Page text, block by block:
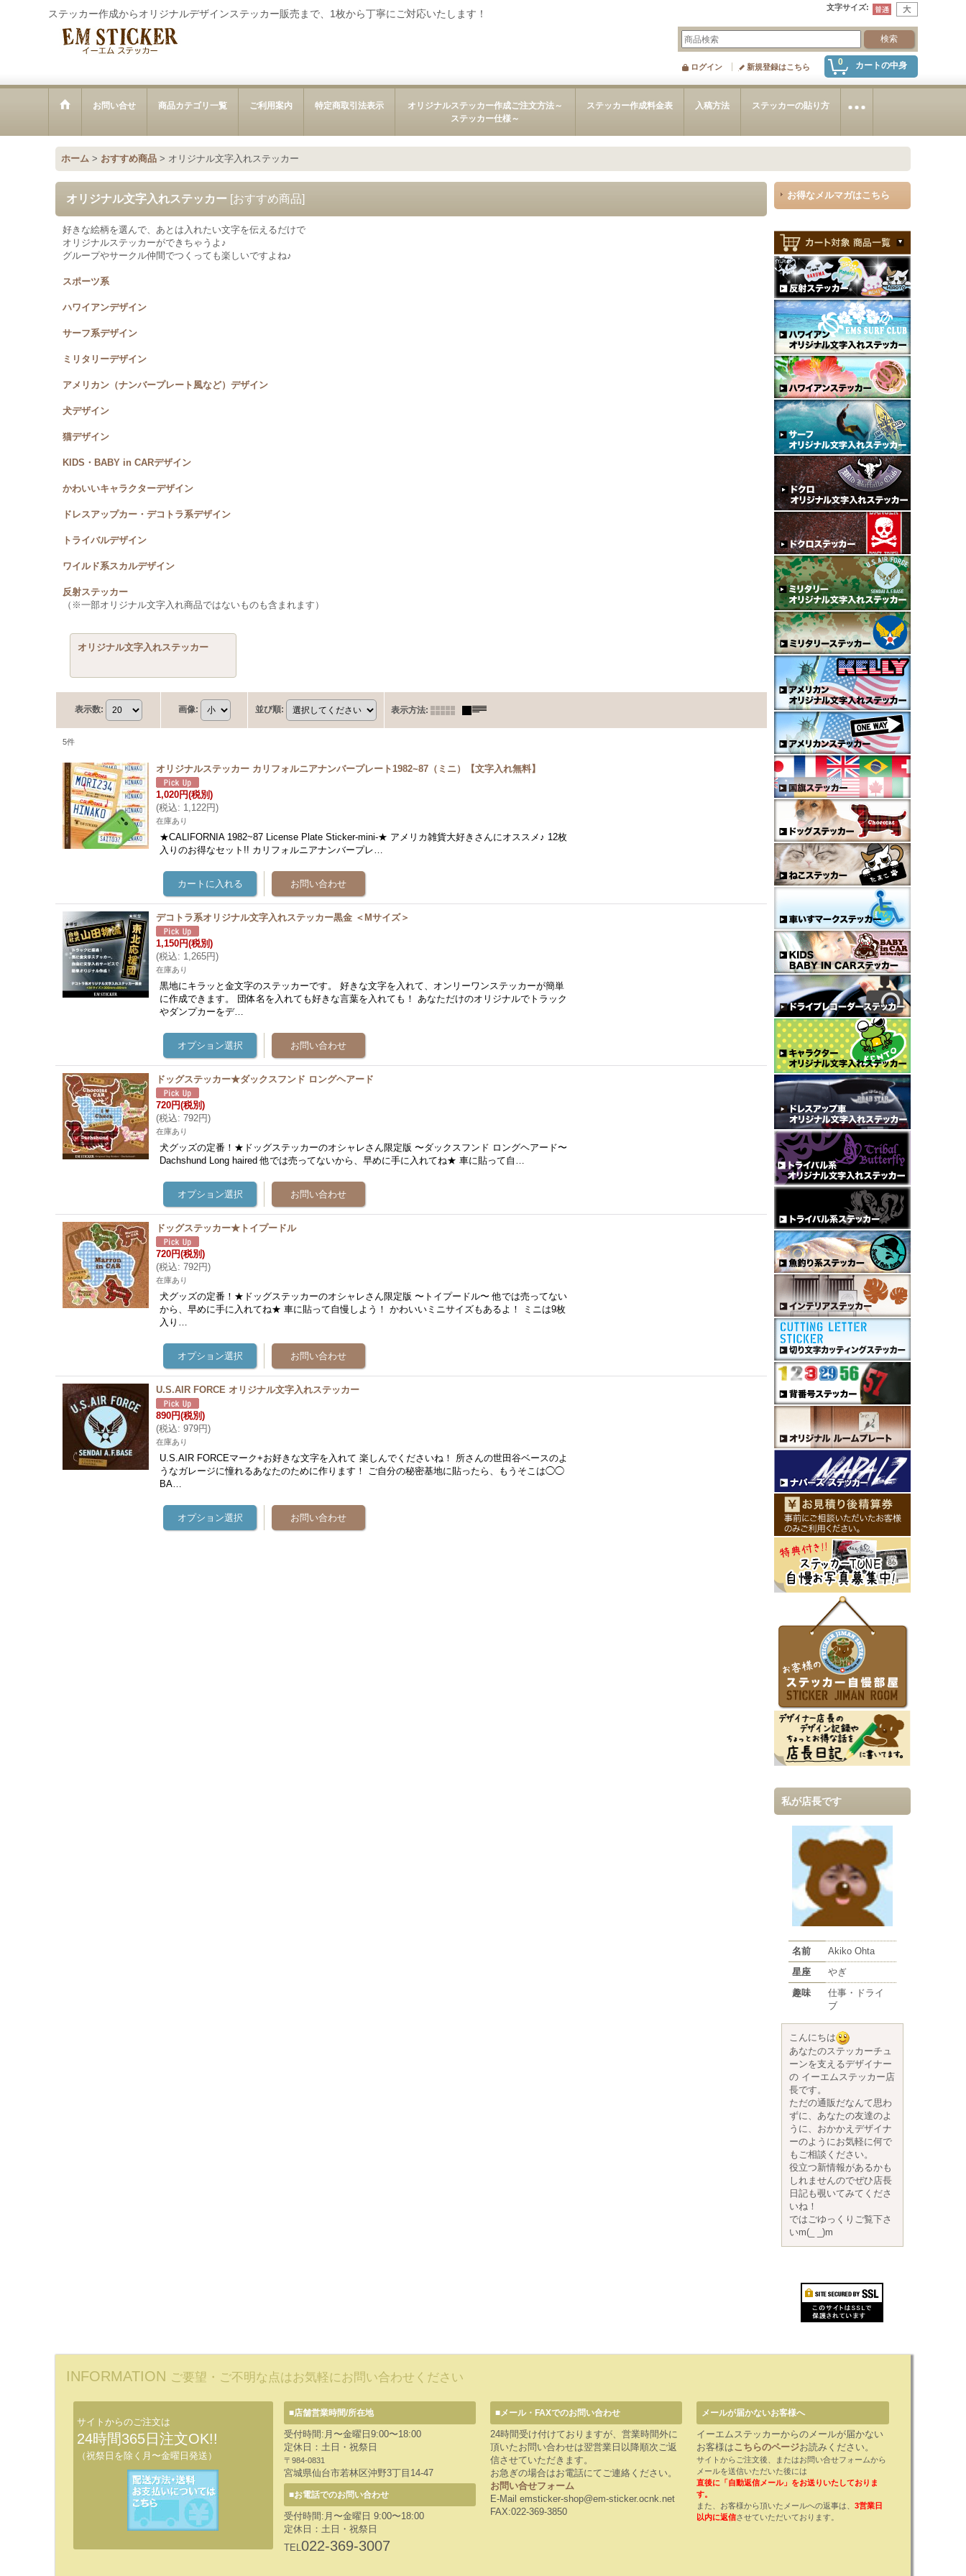
ステッカー作成からオリジナルデザインステッカー販売まで、1枚から丁寧にご対応いたします！
文字サイズ:
0 カートの中身
ログイン 新規登録はこちら
お問い合せ 商品カテゴリ一覧 ご利用案内 特定商取引法表示
オリジナルステッカー作成ご注文方法～
ステッカー仕様～
ステッカー作成料金表 入稿方法 ステッカーの貼り方
ホーム > おすすめ商品 > オリジナル文字入れステッカー
お得なメルマガはこちら
私が店長です
名前
Akiko Ohta
星座
やぎ
趣味
仕事・ドライ
ブ
こんにちは
あなたのステッカーチュ
ーンを支えるデザイナー
の イーエムステッカー店
長です。
ただの通販だなんて思わ
ずに、あなたの友達のよ
うに、おかかえデザイナ
ーのようにお気軽に何で
もご相談ください。
役立つ新情報があるかも
しれませんのでぜひ店長
日記も覗いてみてくださ
いね！
ではごゆっくりご覧下さ
いm(_ _)m
オリジナル文字入れステッカー [おすすめ商品]
好きな絵柄を選んで、あとは入れたい文字を伝えるだけで
オリジナルステッカーができちゃうよ♪
グループやサークル仲間でつくっても楽しいですよね♪
スポーツ系
ハワイアンデザイン
サーフ系デザイン
ミリタリーデザイン
アメリカン（ナンバープレート風など）デザイン
犬デザイン
猫デザイン
KIDS・BABY in CARデザイン
かわいいキャラクターデザイン
ドレスアップカー・デコトラ系デザイン
トライバルデザイン
ワイルド系スカルデザイン
反射ステッカー
（※一部オリジナル文字入れ商品ではないものも含まれます）
オリジナル文字入れステッカー
表示数: 画像: 並び順: 表示方法:
5件
オリジナルステッカー カリフォルニアナンバープレート1982~87（ミニ）【文字入れ無料】
1,020円(税別)
(税込: 1,122円)
在庫あり
★CALIFORNIA 1982~87 License Plate Sticker-mini-★ アメリカ雑貨大好きさんにオススメ♪ 12枚
入りのお得なセット!! カリフォルニアナンバープレ…
デコトラ系オリジナル文字入れステッカー黒金 ＜Mサイズ＞
1,150円(税別)
(税込: 1,265円)
在庫あり
黒地にキラッと金文字のステッカーです。 好きな文字を入れて、オンリーワンステッカーが簡単
に作成できます。 団体名を入れても好きな言葉を入れても！ あなただけのオリジナルでトラック
やダンプカーをデ…
ドッグステッカー★ダックスフンド ロングヘアード
720円(税別)
(税込: 792円)
在庫あり
犬グッズの定番！★ドッグステッカーのオシャレさん限定版 〜ダックスフンド ロングヘアード〜
Dachshund Long haired 他では売ってないから、早めに手に入れてね★ 車に貼って自…
ドッグステッカー★トイプードル
720円(税別)
(税込: 792円)
在庫あり
犬グッズの定番！★ドッグステッカーのオシャレさん限定版 〜トイプードル〜 他では売ってない
から、早めに手に入れてね★ 車に貼って自慢しよう！ かわいいミニサイズもあるよ！ ミニは9枚
入り…
U.S.AIR FORCE オリジナル文字入れステッカー
890円(税別)
(税込: 979円)
在庫あり
U.S.AIR FORCEマーク+お好きな文字を入れて 楽しんでくださいね！ 所さんの世田谷ベースのよ
うなガレージに憧れるあなたのために作ります！ ご自分の秘密基地に貼ったら、もうそこは◯◯
BA…
INFORMATION ご要望・ご不明な点はお気軽にお問い合わせください
サイトからのご注文は
24時間365日注文OK!!
（祝祭日を除く月〜金曜日発送）
■店舗営業時間/所在地
受付時間:月〜金曜日9:00〜18:00
定休日：土日・祝祭日
〒984-0831
宮城県仙台市若林区沖野3丁目14-47
■お電話でのお問い合わせ
受付時間:月〜金曜日 9:00〜18:00
定休日：土日・祝祭日
TEL 022-369-3007
■メール・FAXでのお問い合わせ
24時間受け付けておりますが、営業時間外に
頂いたお問い合わせは翌営業日以降順次ご返
信させていただきます。
お急ぎの場合はお電話にてご連絡ください。
お問い合せフォーム
E-Mail emsticker-shop@em-sticker.ocnk.net
FAX:022-369-3850
メールが届かないお客様へ
イーエムステッカーからのメールが届かない
お客様はこちらのページお読みください。
サイトからご注文後、またはお問い合せフォームから
メールを送信いただいた後には
直後に「自動返信メール」をお送りいたしておりま
す。
また、お客様から頂いたメールへの返事は、3営業日
以内に返信させていただいております。